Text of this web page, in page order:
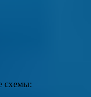
схемы: